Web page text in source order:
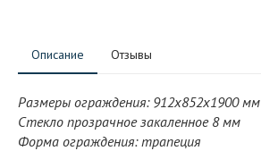
Описание Отзывы
Размеры ограждения: 912x852x1900 мм
Стекло прозрачное закаленное 8 мм
Форма ограждения: трапеция